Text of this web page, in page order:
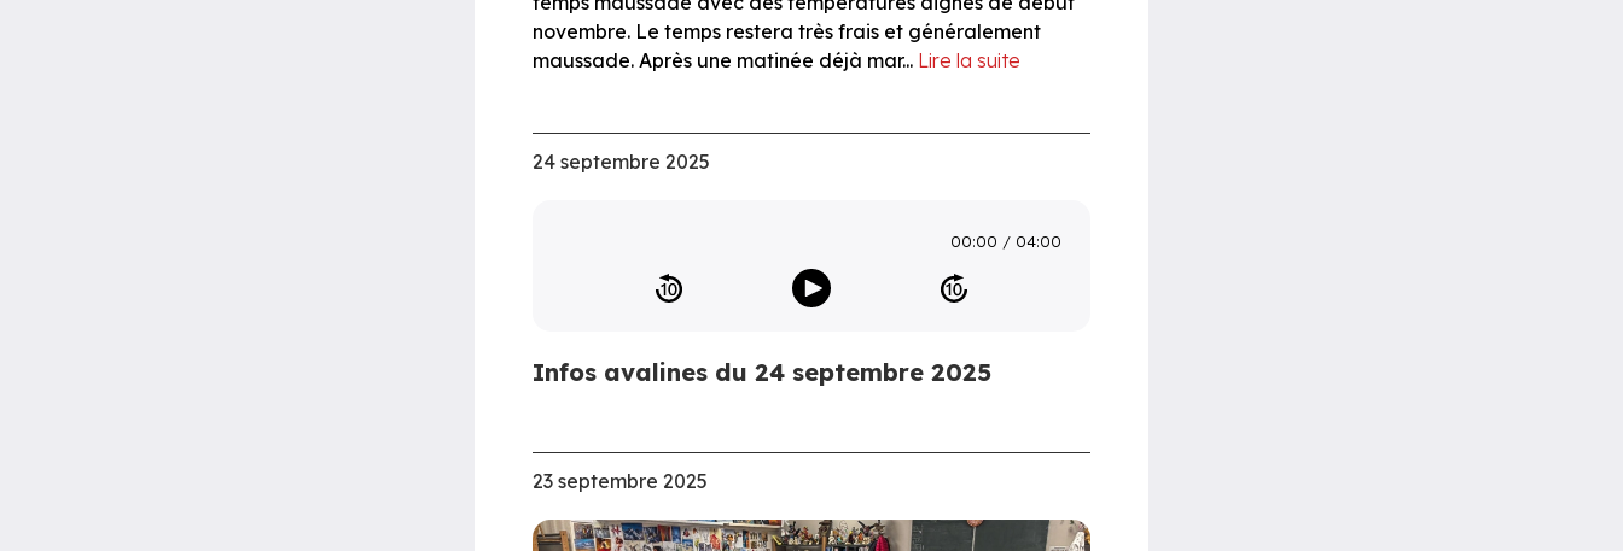
novembre. Le temps restera très frais et généralement
maussade. Après une matinée déjà mar... Lire la suite
24 septembre 2025
00:00 04:00
Infos avalines du 24 septembre 2025
23 septembre 2025